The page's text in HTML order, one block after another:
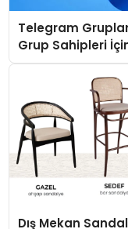
Telegram
Grup Sahipleri
Dış Mekan